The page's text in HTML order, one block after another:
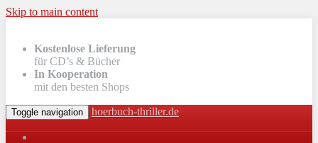
Skip to main content
Kostenlose Lieferung
für CD’s & Bücher
In Kooperation
mit den besten Shops
Toggle navigation hoerbuch-thriller.de